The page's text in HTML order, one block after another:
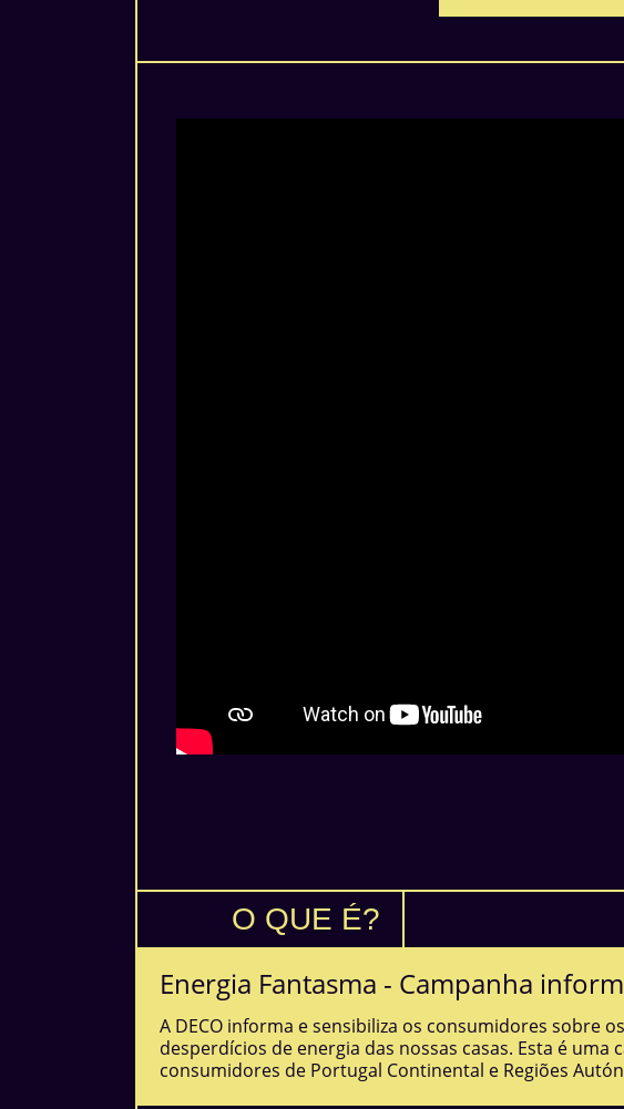
O QUE É?
Energia Fantasma - Campanha
A DECO informa e sensibiliza os consumidores sobre
desperdícios de energia das nossas casas. Esta é uma
consumidores de Portugal Continental e Regiões